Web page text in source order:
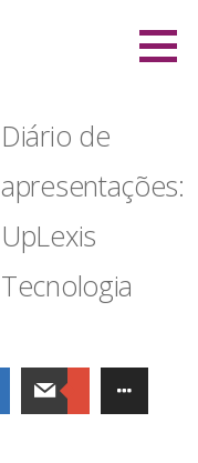
Diário de
apresentações:
UpLexis
Tecnologia